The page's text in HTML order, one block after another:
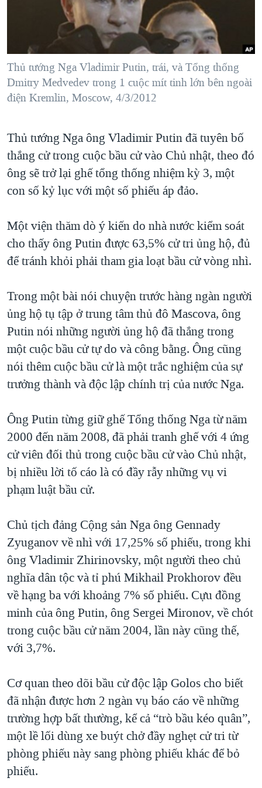
NGƯỜI VIỆT HẢI NGOẠI
KINH TẾ
KHOA HỌC
SỨC KHOẺ
THỂ THAO
GIÁO DỤC
HÀNH TRÌNH BẦU CỬ 2024
MỘT NĂM CHIẾN TRANH TẠI DẢI GAZA
GIẢI MÃ VÀNH ĐAI & CON ĐƯỜNG
NGÀY TỊ NẠN THẾ GIỚI
CHI PHÍ CHIẾN TRANH AFGHANISTAN
CÁC GIÁ TRỊ CỘNG HÒA Ở VIỆT NAM
THƯỢNG ĐỈNH TRUMP-KIM TẠI VIỆT NAM
NGƯ DÂN VIỆT VÀ LÀN SÓNG TRỘM HẢI SÂM
BÊN KIA QUỐC LỘ: TIẾNG VỌNG TỪ NÔNG THÔN MỸ
MẠNG XÃ HỘI
Thủ tướng Nga Vladimir Putin, trái, và Tổng thống
Dmitry Medvedev trong 1 cuộc mít tinh lớn bên ngoài
điện Kremlin, Moscow, 4/3/2012
Thủ tướng Nga ông Vladimir Putin đã tuyên bố
thắng cử trong cuộc bầu cử vào Chủ nhật, theo đó
ông sẽ trở lại ghế tổng thống nhiệm kỳ 3, một
con số kỷ lục với một số phiếu áp đảo.
Một viện thăm dò ý kiến do nhà nước kiểm soát
cho thấy ông Putin được 63,5% cử tri ủng hộ, đủ
để tránh khỏi phải tham gia loạt bầu cử vòng nhì.
Trong một bài nói chuyện trước hàng ngàn người
ủng hộ tụ tập ở trung tâm thủ đô Mascova, ông
Putin nói những người ủng hộ đã thắng trong
một cuộc bầu cử tự do và công bằng. Ông cũng
nói thêm cuộc bầu cử là một trắc nghiệm của sự
trưởng thành và độc lập chính trị của nước Nga.
Ông Putin từng giữ ghế Tổng thống Nga từ năm
2000 đến năm 2008, đã phải tranh ghế với 4 ứng
cử viên đối thủ trong cuộc bầu cử vào Chủ nhật,
bị nhiều lời tố cáo là có đầy rẫy những vụ vi
phạm luật bầu cử.
Chủ tịch đảng Cộng sản Nga ông Gennady
Zyuganov về nhì với 17,25% số phiếu, trong khi
ông Vladimir Zhirinovsky, một người theo chủ
nghĩa dân tộc và tỉ phú Mikhail Prokhorov đều
về hạng ba với khoảng 7% số phiếu. Cựu đồng
minh của ông Putin, ông Sergei Mironov, về chót
trong cuộc bầu cử năm 2004, lần này cũng thế,
với 3,7%.
Cơ quan theo dõi bầu cử độc lập Golos cho biết
đã nhận được hơn 2 ngàn vụ báo cáo về những
trường hợp bất thường, kể cả “trò bầu kéo quân”,
một lề lối dùng xe buýt chở đầy nghẹt cử tri từ
phòng phiếu này sang phòng phiếu khác để bỏ
phiếu.